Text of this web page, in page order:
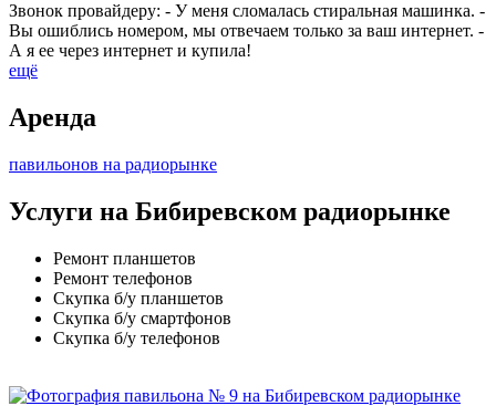
Звонок провайдеру: - У меня сломалась стиральная машинка. -
Вы ошиблись номером, мы отвечаем только за ваш интернет. -
А я ее через интернет и купила!
ещё
Аренда
павильонов на радиорынке
Услуги на Бибиревском радиорынке
Ремонт планшетов
Ремонт телефонов
Скупка б/у планшетов
Скупка б/у смартфонов
Скупка б/у телефонов